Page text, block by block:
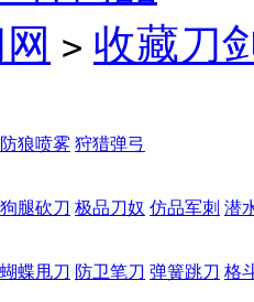
> 收藏刀
狼喷雾 狩猎弹弓
狗腿砍刀 极品刀奴 仿品军刺 潜
蝴蝶甩刀 防卫笔刀 弹簧跳刀 格